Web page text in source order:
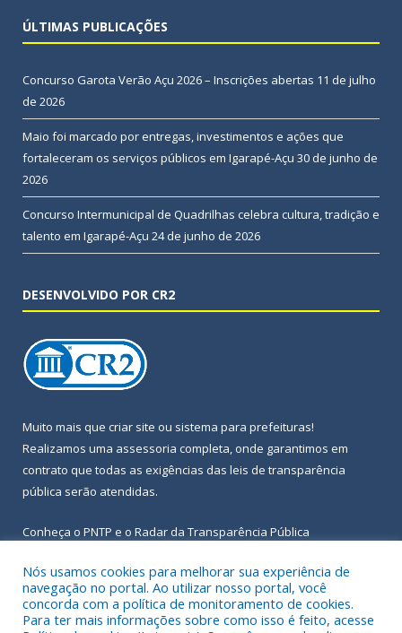
ÚLTIMAS PUBLICAÇÕES
Concurso Garota Verão Açu 2026 – Inscrições abertas 11 de julho
de 2026
Maio foi marcado por entregas, investimentos e ações que
fortaleceram os serviços públicos em Igarapé-Açu 30 de junho de
2026
Concurso Intermunicipal de Quadrilhas celebra cultura, tradição e
talento em Igarapé-Açu 24 de junho de 2026
DESENVOLVIDO POR CR2
Muito mais que criar site ou sistema para prefeituras!
Realizamos uma assessoria completa, onde garantimos em
contrato que todas as exigências das leis de transparência
pública serão atendidas.
Conheça o PNTP e o Radar da Transparência Pública
Todos os direitos reservados a Prefeitura Municipal de Igarapé-
Nós usamos cookies para melhorar sua experiência de
navegação no portal. Ao utilizar nosso portal, você
concorda com a política de monitoramento de cookies.
Para ter mais informações sobre como isso é feito, acesse